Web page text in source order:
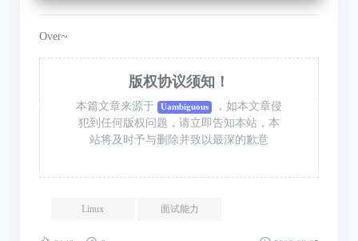
Over~
版权协议须知！
本篇文章来源于 Uambiguous
，如本文章侵
犯到任何版权问题，请立即告知本站，本
站将及时予与删除并致以最深的歉意
Linux 面试能力